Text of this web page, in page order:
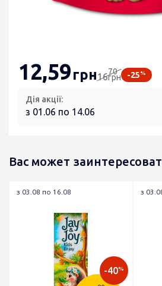
12,59грн1670
грн -25%
Дія акції:
з 01.06 по 14.06
Вас может
з 03.08 по 16.08
-40%
з